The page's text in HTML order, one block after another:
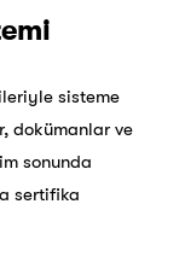
sisteme
dokümanlar ve
sonunda
sertifika